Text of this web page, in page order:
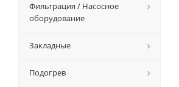
Фильтрация / Насосное
оборудование
Закладные
Подогрев